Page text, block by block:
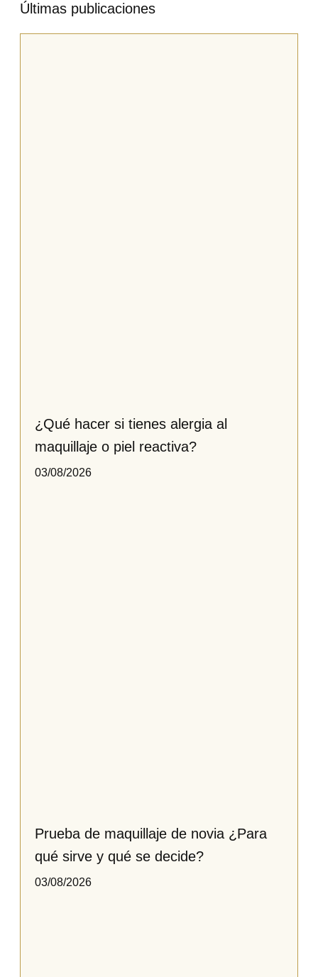
Últimas publicaciones
¿Qué hacer si tienes alergia al
maquillaje o piel reactiva​?
03/08/2026
Prueba de maquillaje de novia ¿Para
qué sirve y qué se decide?
03/08/2026